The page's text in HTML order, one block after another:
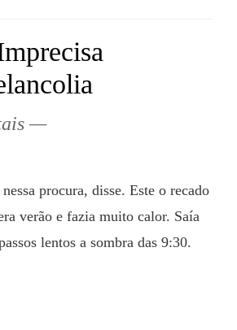
verão e fazia muito calor. Saía
lentos a sombra das 9:30.